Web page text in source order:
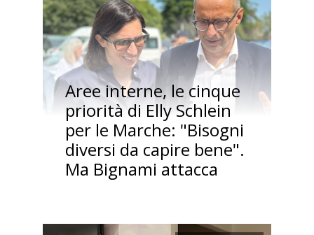
Aree interne, le cinque
priorità di Elly Schlein
per le Marche: "Bisogni
diversi da capire bene".
Ma Bignami attacca